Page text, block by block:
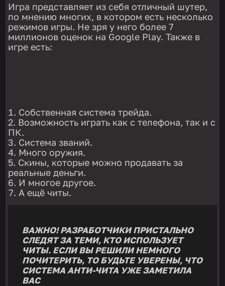
Игра представляет из себя отличный шутер,
по мнению многих, в котором есть несколько
режимов игры. Не зря у него более 7
миллионов оценок на Google Play. Также в
игре есть:
Собственная система трейда.
Возможность играть как с телефона, так и с
ПК.
Система званий.
Много оружия.
Скины, которые можно продавать за
реальные деньги.
И многое другое.
А ещё читы.
ВАЖНО! РАЗРАБОТЧИКИ ПРИСТАЛЬНО
СЛЕДЯТ ЗА ТЕМИ, КТО ИСПОЛЬЗУЕТ
ЧИТЫ. ЕСЛИ ВЫ РЕШИЛИ НЕМНОГО
ПОЧИТЕРИТЬ, ТО БУДЬТЕ УВЕРЕНЫ, ЧТО
СИСТЕМА АНТИ-ЧИТА УЖЕ ЗАМЕТИЛА
ВАС